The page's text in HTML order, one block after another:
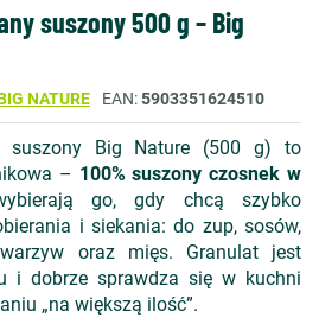
suszony 500 g – Big
NATURE EAN 5903351624510
suszony Big Nature (500 g) to
– 100% suszony czosnek w
go, gdy chcą szybko
i siekania: do zup, sosów,
oraz mięs. Granulat jest
i dobrze sprawdza się w kuchni
„na większą ilość”.